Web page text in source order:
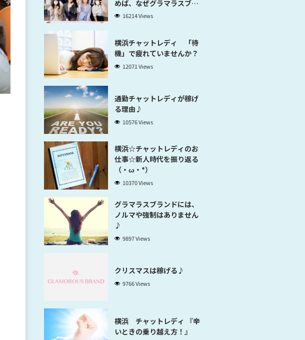
めば、なぜグラマラスブラ
ンド横浜だと稼げるのかが
16214 Views
横浜チャットレディ 「待
機」で疲れていませんか？
12071 Views
通勤チャットレディが稼げ
る理由♪
10576 Views
横浜☆チャットレディのお
仕事☆新人時代を振り返る
（・ω・*）
10370 Views
グラマラスブランドには、
ノルマや強制はありません
♪
9897 Views
クリスマスは稼げる♪
9766 Views
横浜 チャットレディ 『辛
いときの乗り越え方！』